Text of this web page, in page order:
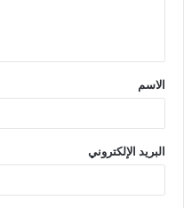
الاسم
البريد الإلكتروني